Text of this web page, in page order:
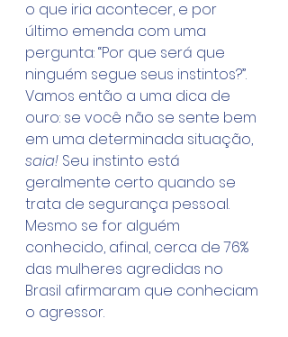
o que iria acontecer, e por
último emenda com uma
pergunta: “Por que será que
ninguém segue seus instintos?”.
Vamos então a uma dica de
ouro: se você não se sente bem
em uma determinada situação,
saia! Seu instinto está
geralmente certo quando se
trata de segurança pessoal.
Mesmo se for alguém
conhecido, afinal, cerca de 76%
das mulheres agredidas no
Brasil afirmaram que conheciam
o agressor.